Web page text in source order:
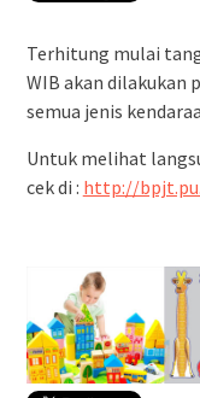
Terhitung mulai
WIB akan dilakukan
semua jenis
Untuk melihat
cek di : http://